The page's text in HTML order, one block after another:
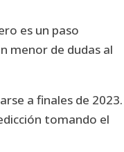
es un paso
menor de dudas al
a finales de 2023.
tomando el